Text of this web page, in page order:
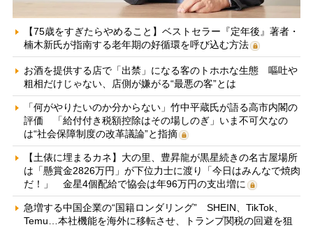
【75歳をすぎたらやめること】ベストセラー『定年後』著者・
楠木新氏が指南する老年期の好循環を呼び込む方法
お酒を提供する店で「出禁」になる客のトホホな生態 嘔吐や
粗相だけじゃない、店側が嫌がる“最悪の客”とは
「何がやりたいのか分からない」竹中平蔵氏が語る高市内閣の
評価 「給付付き税額控除はその場しのぎ」いま不可欠なの
は“社会保障制度の改革議論”と指摘
【土俵に埋まるカネ】大の里、豊昇龍が黒星続きの名古屋場所
は「懸賞金2826万円」が下位力士に渡り「今日はみんなで焼肉
だ！」 金星4個配給で協会は年96万円の支出増に
急増する中国企業の“国籍ロンダリング” SHEIN、TikTok、
Temu…本社機能を海外に移転させ、トランプ関税の回避を狙